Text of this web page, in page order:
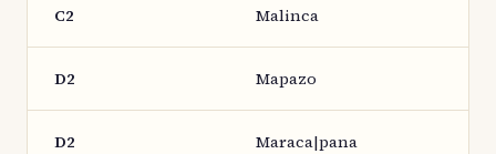
C2 Malinca
D2 Mapazo
D2 Maraca|pana